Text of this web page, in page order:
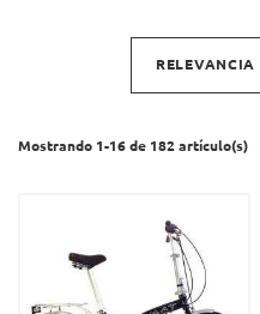
RELEVANCIA
Mostrando 1-16 de 182 artículo(s)